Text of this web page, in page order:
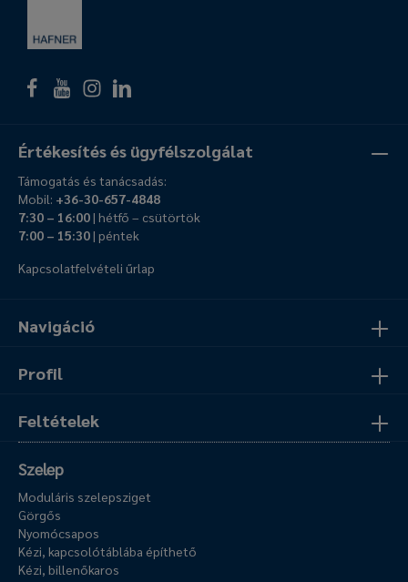
Navigáció
Profil
Feltételek
Értékesítés és ügyfélszolgálat
Támogatás és tanácsadás:
Mobil: +36-30-657-4848
7:30 – 16:00| hétfő – csütörtök
7:00 – 15:30| péntek
Kapcsolatfelvételi űrlap
Szelep
Moduláris szelepsziget
Görgős
Nyomócsapos
Kézi, kapcsolótáblába építhető
Kézi, billenőkaros